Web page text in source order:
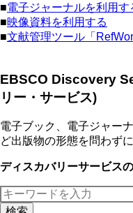
■電子ジャーナルを利用す
■映像資料を利用する
■文献管理ツール「
EBSCO Discovery
リー・サービス)
電子ブック、電子ジャー
ど出版物の形態を問わず
ディスカバリーサービス